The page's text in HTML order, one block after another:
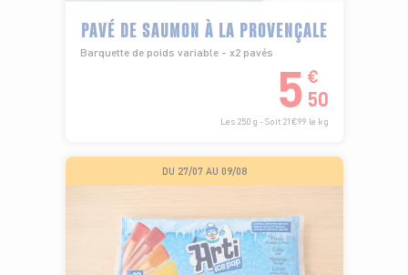
PAVÉ DE SAUMON À LA PROVENÇALE
Barquette de poids variable - x2 pavés
5 €
50
Les 250 g - Soit 21€99 le kg
DU 27/07 AU 09/08